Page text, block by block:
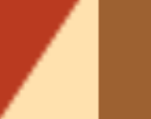
pour réduire vos